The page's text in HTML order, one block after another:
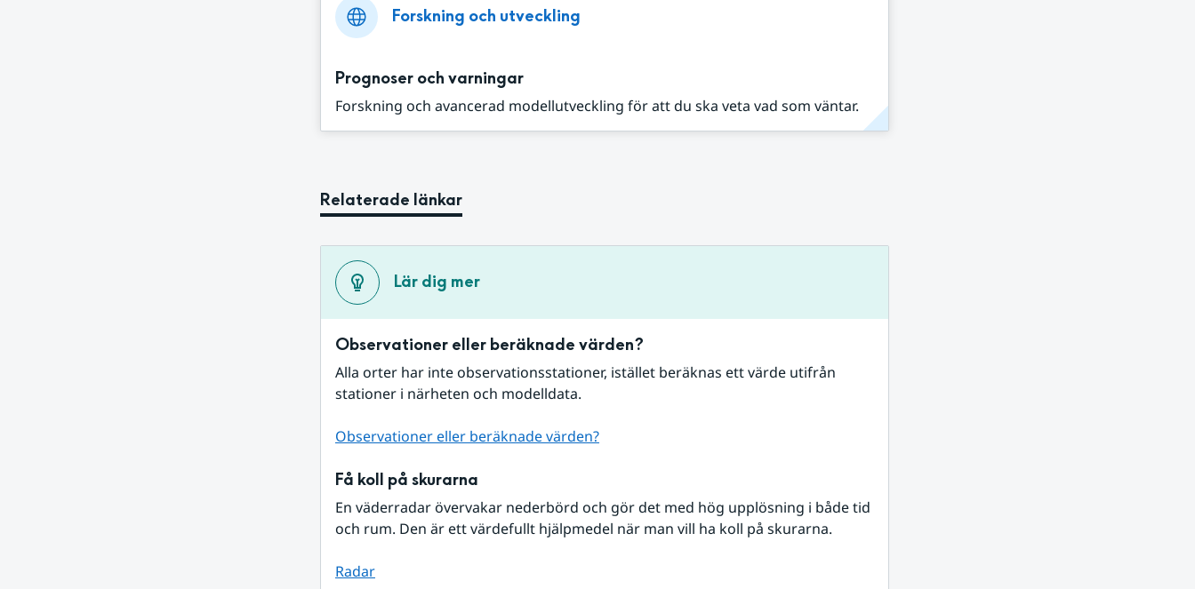
Forskning och utveckling
Prognoser och varningar
Forskning och avancerad modellutveckling för att du ska veta vad som väntar.
Relaterade länkar
Lär dig mer
Observationer eller beräknade värden?
Alla orter har inte observationsstationer, istället beräknas ett värde utifrån
stationer i närheten och modelldata.
Observationer eller beräknade värden?
Få koll på skurarna
En väderradar övervakar nederbörd och gör det med hög upplösning i både tid
och rum. Den är ett värdefullt hjälpmedel när man vill ha koll på skurarna.
Radar